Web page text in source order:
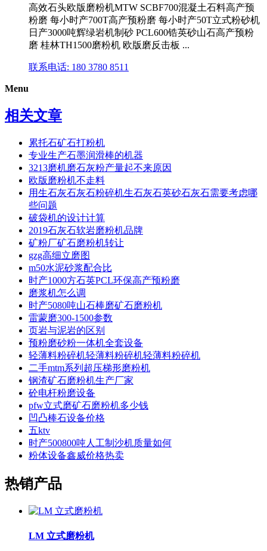
高效石头欧版磨粉机MTW SCBF700混凝土石料高产预
粉磨 每小时产700T高产预粉磨 每小时产50T立式粉砂机
日产3000吨辉绿岩机制砂 PCL600锆英砂山石高产预粉
磨 桂林TH1500磨粉机 欧版磨反击板 ...
联系电话: 180 3780 8511
Menu
相关文章
累托石矿石打粉机
专业生产石墨润滑棒的机器
3213磨机磨石灰粉产量起不来原因
欧版磨粉机不走料
用生石灰石灰石粉碎机生石灰石英砂石灰石需要考虑哪
些问题
破袋机的设计计算
2019石灰石软岩磨粉机品牌
矿粉厂矿石磨粉机转让
gzg高细立磨图
m50水泥砂浆配合比
时产1000方石英PCL环保高产预粉磨
磨浆机怎么调
时产5080吨山石棒磨矿石磨粉机
雷蒙磨300-1500参数
页岩与泥岩的区别
预粉磨砂粉一体机全套设备
轻薄料粉碎机轻薄料粉碎机轻薄料粉碎机
二手mtm系列超压梯形磨粉机
钢渣矿石磨粉机生产厂家
砼电杆粉磨设备
pfw立式磨矿石磨粉机多少钱
凹凸棒石设备价格
五ktv
时产500800吨人工制沙机质量如何
粉体设备鑫威价格热卖
热销产品
LM 立式磨粉机